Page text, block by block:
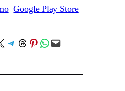
Google Play Store
Share on Telegram
Share on Threads
Share on Pinterest
Share on WhatsApp
Email this Page